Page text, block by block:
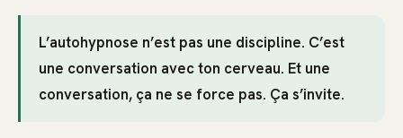
L’autohypnose n’est pas une discipline. C’est
une conversation avec ton cerveau. Et une
conversation, ça ne se force pas. Ça s’invite.